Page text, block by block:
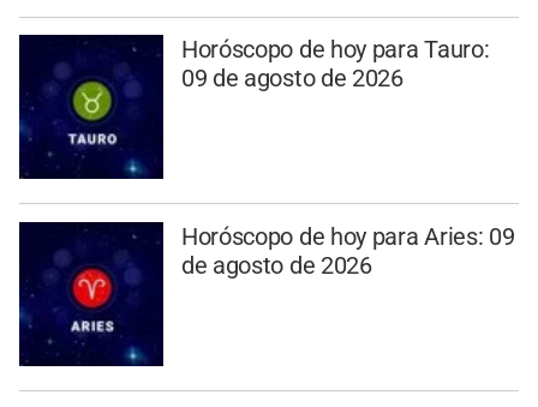
Horóscopo de hoy para Tauro:
09 de agosto de 2026
Horóscopo de hoy para Aries: 09
de agosto de 2026